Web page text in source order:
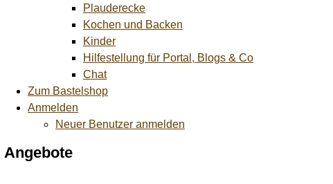
Plauderecke
Kochen und Backen
Kinder
Hilfestellung für Portal, Blogs & Co
Chat
Zum Bastelshop
Anmelden
Neuer Benutzer anmelden
Angebote